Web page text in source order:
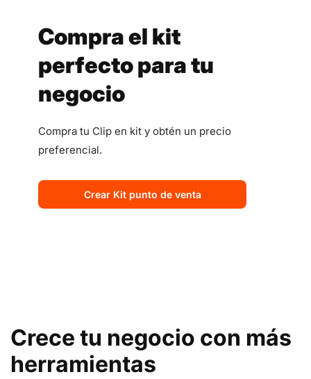
Compra el kit
perfecto para tu
negocio
Compra tu Clip en kit y obtén un precio
preferencial.
Crear Kit punto de venta
Crece tu negocio con más
herramientas